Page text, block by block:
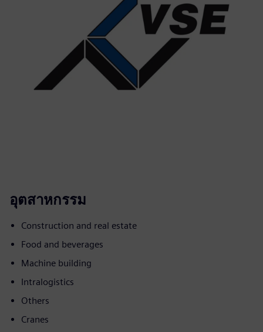
อุตสาหกรรม
Construction and real estate
Food and beverages
Machine building
Intralogistics
Others
Cranes